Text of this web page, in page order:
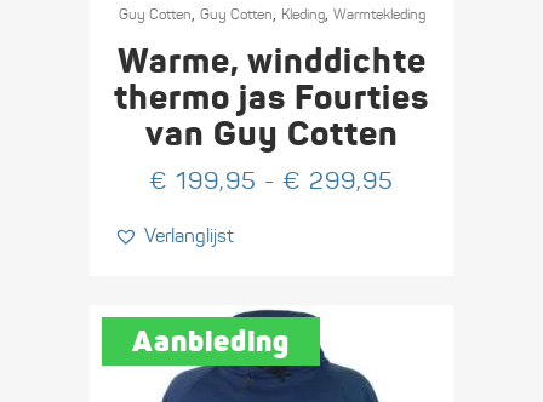
product
heeft
meerdere
variaties.
gekozen
productpagina
Guy Cotten, Guy Cotten, Kleding, Warmte­­kleding
Warme, winddichte
thermo jas Fourties
van Guy Cotten
€ 199,95 - € 299,95
Verlanglijst
Aanbieding